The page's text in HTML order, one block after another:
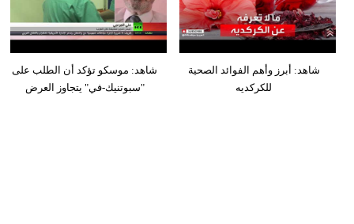
شاهد: موسكو تؤكد أن الطلب على
"سبوتنيك-في" يتجاوز العرض
شاهد: أبرز وأهم الفوائد الصحية
للكركديه